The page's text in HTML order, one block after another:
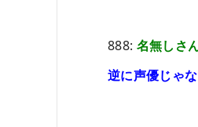
888: 名無しさ
逆に声優じゃ